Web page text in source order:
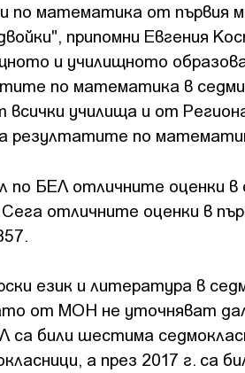
по математика от първия
припомни Евгения
и училищното
по математика в
училища и от
резултатите по
по БЕЛ отличните оценки в
отличните оценки в
език и литература в
от МОН не уточняват
са били шестима
а през 2017 г. са